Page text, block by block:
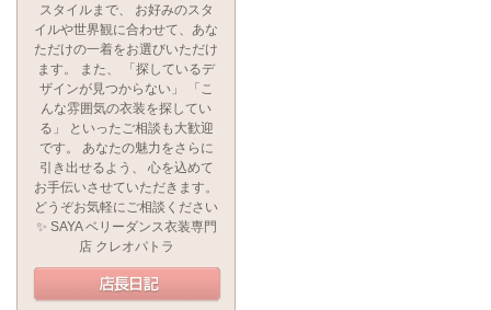
スタイルまで、 お好みのスタ
イルや世界観に合わせて、あな
ただけの一着をお選びいただけ
ます。 また、 「探しているデ
ザインが見つからない」 「こ
んな雰囲気の衣装を探してい
る」 といったご相談も大歓迎
です。 あなたの魅力をさらに
引き出せるよう、 心を込めて
お手伝いさせていただきます。
どうぞお気軽にご相談ください
✨ SAYA ベリーダンス衣装専門
店 クレオパトラ